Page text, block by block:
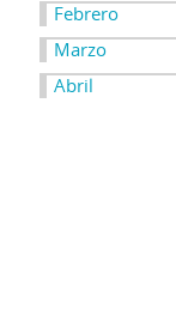
Febrero
Marzo
Abril